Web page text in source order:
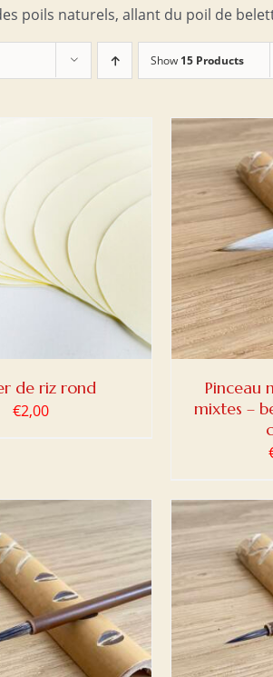
poils naturels, allant du poil de
Show 15 Products
de riz rond
€2,00
AU PANIER DETAILS
Pinceau
mixtes –
AJOUTER
AU PANIER / DETAILS AJOUTER